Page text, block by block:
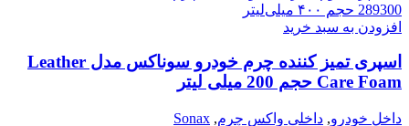
افزودن به سبد خرید
اسپری تمیز کننده چرم خودرو سوناکس مدل Leather
Care Foam حجم 200 میلی لیتر
داخل خودرو, داخلی واکس چرم,
Sonax